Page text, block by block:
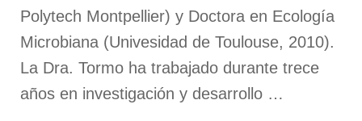
Polytech Montpellier) y Doctora en Ecología
Microbiana (Univesidad de Toulouse, 2010).
La Dra. Tormo ha trabajado durante trece
años en investigación y desarrollo …